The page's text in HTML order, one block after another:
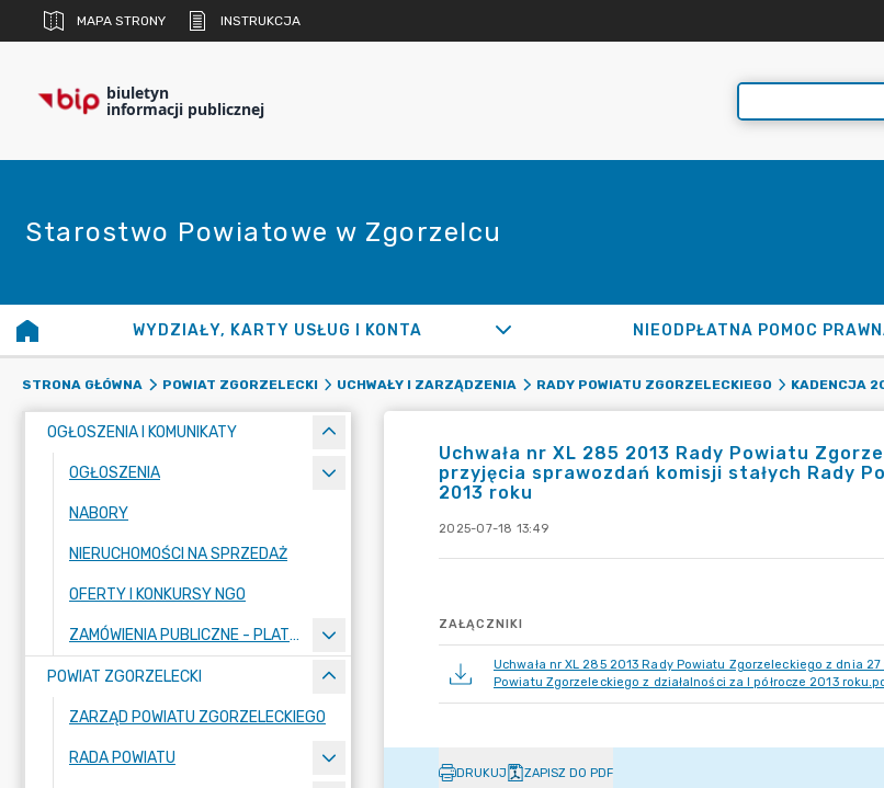
MAPA STRONY INSTRUKCJA
biuletyn
informacji publicznej
Starostwo Powiatowe w Zgorzelcu
WYDZIAŁY, KARTY USŁUG I KONTA NIEODPŁATNA POMOC
STRONA GŁÓWNA POWIAT ZGORZELECKI UCHWAŁY I ZARZĄDZENIA RADY POWIATU ZGORZELECKIEGO KADENCJA
OGŁOSZENIA I KOMUNIKATY
OGŁOSZENIA
NABORY
NIERUCHOMOŚCI NA SPRZEDAŻ
OFERTY I KONKURSY NGO
ZAMÓWIENIA PUBLICZNE - PLATFORMA ZAKUPOWA
POWIAT ZGORZELECKI
ZARZĄD POWIATU ZGORZELECKIEGO
RADA POWIATU
Uchwała nr XL 285 2013 Rady Powiatu
przyjęcia sprawozdań komisji stałych Rady
2013 roku
2025-07-18 13:49
ZAŁĄCZNIKI
Uchwała nr XL 285 2013 Rady Powiatu Zgorzeleckiego z dnia
Powiatu Zgorzeleckiego z działalności za I półrocze 2013
DRUKUJ ZAPISZ DO PDF